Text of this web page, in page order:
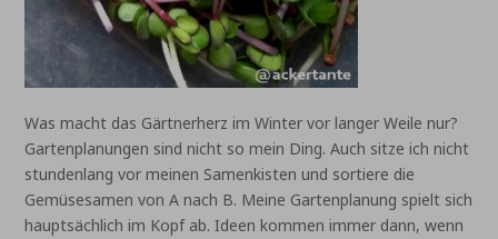
Was macht das Gärtnerherz im Winter vor langer Weile nur?
Gartenplanungen sind nicht so mein Ding. Auch sitze ich nicht
stundenlang vor meinen Samenkisten und sortiere die
Gemüsesamen von A nach B. Meine Gartenplanung spielt sich
hauptsächlich im Kopf ab. Ideen kommen immer dann, wenn